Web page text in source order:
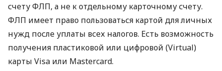
счету ФЛП, а не к отдельному карточному счету.
ФЛП имеет право пользоваться картой для личных
нужд после уплаты всех налогов. Есть возможность
получения пластиковой или цифровой (Virtual)
карты Visa или Mastercard.